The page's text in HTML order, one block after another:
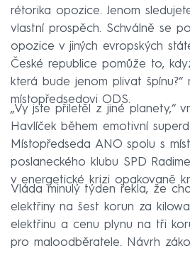
rétorika opozice. Jenom
vlastní prospěch. Schválně se
opozice v jiných evropských
České republice pomůže to,
která bude jenom plivat špínu?“
místopředsedovi ODS.
„Vy jste přiletěl z jiné planety,“
Havlíček během emotivní
Místopředseda ANO spolu s
poslaneckého klubu SPD
v energetické krizi opakovaně
Vláda minulý týden řekla, že
elektřiny na šest korun za
elektřinu a cenu plynu na tři
pro maloodběratele. Návrh